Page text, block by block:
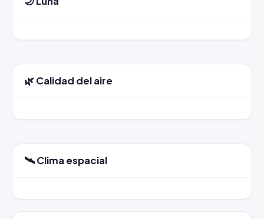
🌿 Calidad del aire
🛰️ Clima espacial